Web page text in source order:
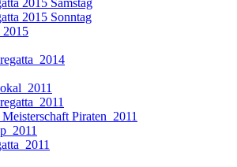
2015 Samstag
2015 Sonntag
2015
Piraten_2011